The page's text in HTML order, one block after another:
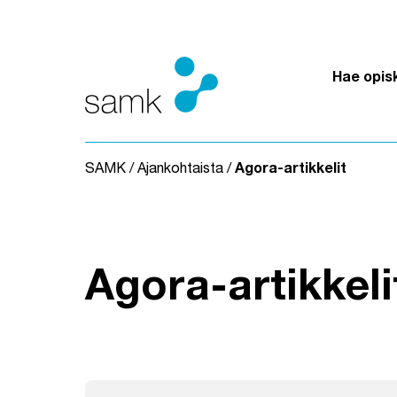
Hae
SAMK / Ajankohtaista / Agora-artikkelit
Agora-